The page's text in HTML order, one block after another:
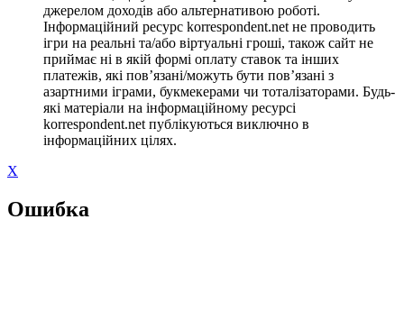
джерелом доходів або альтернативою роботі.
Інформаційний ресурс korrespondent.net не проводить
ігри на реальні та/або віртуальні гроші, також сайт не
приймає ні в якій формі оплату ставок та інших
платежів, які пов’язані/можуть бути пов’язані з
азартними іграми, букмекерами чи тоталізаторами. Будь-
які матеріали на інформаційному ресурсі
korrespondent.net публікуються виключно в
інформаційних цілях.
X
Ошибка